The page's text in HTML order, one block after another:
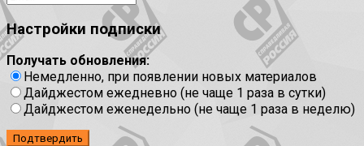
Настройки подписки
Получать обновления:
Немедленно, при появлении новых материалов
Дайджестом ежедневно (не чаще 1 раза в сутки)
Дайджестом еженедельно (не чаще 1 раза в неделю)
Подтвердить